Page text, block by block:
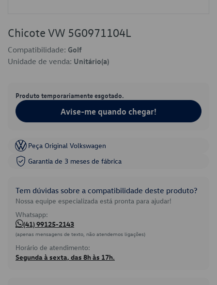
Chicote VW 5G0971104L
Compatibilidade: Golf
Unidade de venda: Unitário(a)
Produto temporariamente esgotado.
Avise-me quando chegar!
Peça Original Volkswagen
Garantia de 3 meses de fábrica
Tem dúvidas sobre a compatibilidade deste produto?
Nossa equipe especializada está pronta para ajudar!
Whatsapp:
(41) 99125-2143
(apenas mensagens de texto, não atendemos ligações)
Horário de atendimento:
Segunda à sexta, das 8h às 17h.